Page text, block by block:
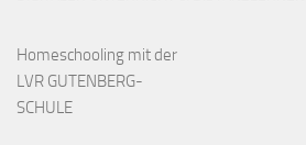
Homeschooling mit der
LVR GUTENBERG-
SCHULE